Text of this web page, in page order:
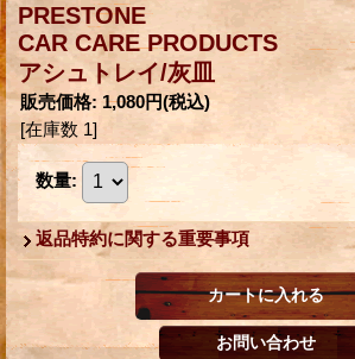
PRESTONE
CAR CARE PRODUCTS
アシュトレイ/灰皿
販売価格: 1,080円(税込)
[在庫数 1]
数量:
返品特約に関する重要事項